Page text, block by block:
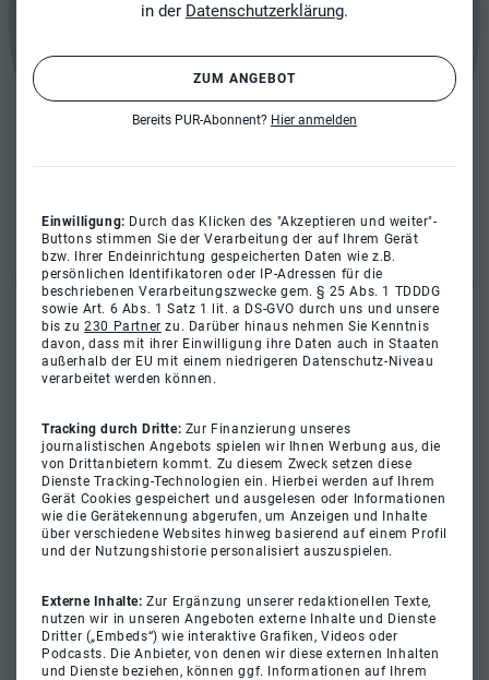
in der Datenschutzerklärung.
ZUM ANGEBOT
Bereits PUR-Abonnent? Hier anmelden
Einwilligung: Durch das Klicken des "Akzeptieren und weiter"-
Buttons stimmen Sie der Verarbeitung der auf Ihrem Gerät
bzw. Ihrer Endeinrichtung gespeicherten Daten wie z.B.
persönlichen Identifikatoren oder IP-Adressen für die
beschriebenen Verarbeitungszwecke gem. § 25 Abs. 1 TDDDG
sowie Art. 6 Abs. 1 Satz 1 lit. a DS-GVO durch uns und unsere
bis zu230 Partner zu. Darüber hinaus nehmen Sie Kenntnis
davon, dass mit ihrer Einwilligung ihre Daten auch in Staaten
außerhalb der EU mit einem niedrigeren Datenschutz-Niveau
verarbeitet werden können.
Tracking durch Dritte: Zur Finanzierung unseres
journalistischen Angebots spielen wir Ihnen Werbung aus, die
von Drittanbietern kommt. Zu diesem Zweck setzen diese
Dienste Tracking-Technologien ein. Hierbei werden auf Ihrem
Gerät Cookies gespeichert und ausgelesen oder Informationen
wie die Gerätekennung abgerufen, um Anzeigen und Inhalte
über verschiedene Websites hinweg basierend auf einem Profil
und der Nutzungshistorie personalisiert auszuspielen.
Externe Inhalte:Zur Ergänzung unserer redaktionellen Texte,
nutzen wir in unseren Angeboten externe Inhalte und Dienste
Dritter („Embeds“) wie interaktive Grafiken, Videos oder
Podcasts. Die Anbieter, von denen wir diese externen Inhalten
und Dienste beziehen, können ggf. Informationen auf Ihrem